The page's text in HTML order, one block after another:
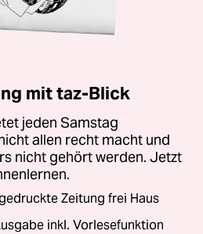
mit taz-Blick
jeden Samstag
allen recht macht und
nicht gehört werden. Jetzt
Zeitung frei Haus
inkl. Vorlesefunktion